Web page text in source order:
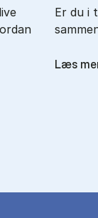
Er du i
Læs